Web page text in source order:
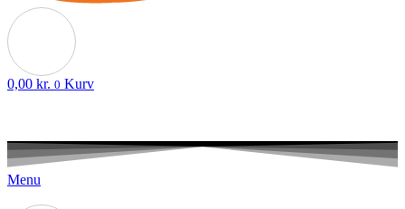
0,00 kr. 0 Kurv
Menu